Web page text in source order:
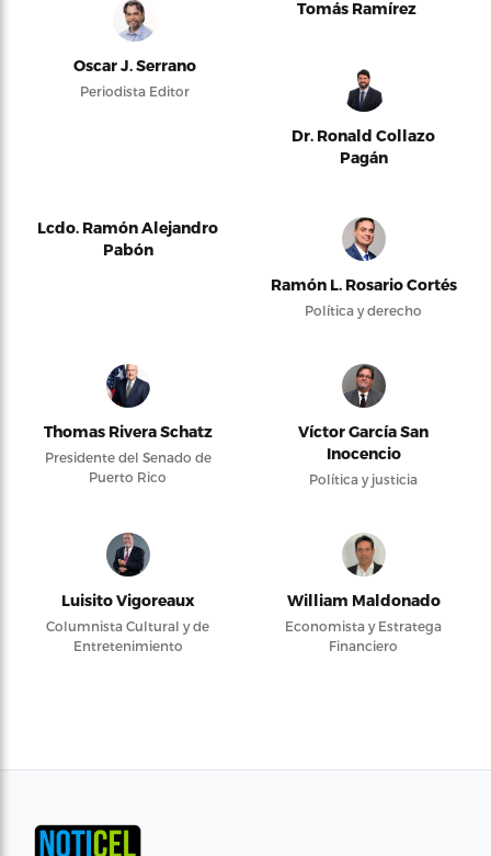
Oscar J. Serrano
Periodista Editor
Tomás Ramírez
Dr. Ronald Collazo
Pagán
Lcdo. Ramón Alejandro
Pabón
Ramón L. Rosario Cortés
Política y derecho
Thomas Rivera Schatz
Presidente del Senado de
Puerto Rico
Víctor García San
Inocencio
Política y justicia
Luisito Vigoreaux
Columnista Cultural y de
Entretenimiento
William Maldonado
Economista y Estratega
Financiero